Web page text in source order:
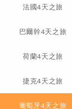
法國4天之旅
巴爾幹4天之旅
荷蘭4天之旅
捷克4天之旅
葡萄牙4天之旅